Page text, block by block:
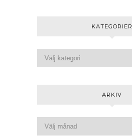
KATEGORIER
ARKIV